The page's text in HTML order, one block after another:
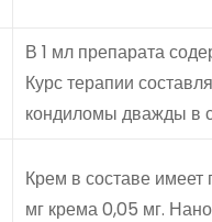
В 1 мл препарата
Курс терапии
кондиломы дважды в
Крем в составе
мг крема 0,05 мг.